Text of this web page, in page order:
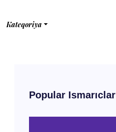
Kateqoriya
Popular Ismarıclar